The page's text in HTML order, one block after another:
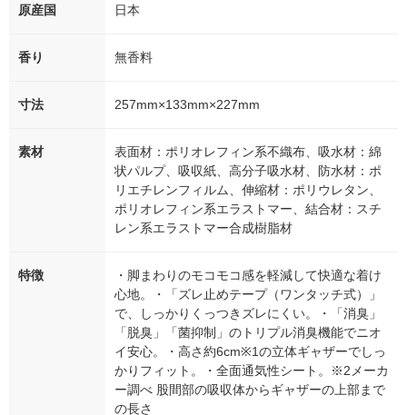
原産国 日本
香り 無香料
寸法 257mm×133mm×227mm
素材
表面材：ポリオレフィン系不織布、吸水材：綿
状パルプ、吸収紙、高分子吸水材、防水材：ポ
リエチレンフィルム、伸縮材：ポリウレタン、
ポリオレフィン系エラストマー、結合材：スチ
レン系エラストマー合成樹脂材
特徴
・脚まわりのモコモコ感を軽減して快適な着け
心地。・「ズレ止めテープ（ワンタッチ式）」
で、しっかりくっつきズレにくい。・「消臭」
「脱臭」「菌抑制」のトリプル消臭機能でニオ
イ安心。・高さ約6cm※1の立体ギャザーでしっ
かりフィット。・全面通気性シート。※2メーカ
ー調べ 股間部の吸収体からギャザーの上部まで
の長さ